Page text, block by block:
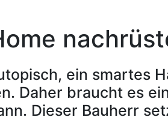
ein smartes
Daher braucht es
Dieser Bauherr